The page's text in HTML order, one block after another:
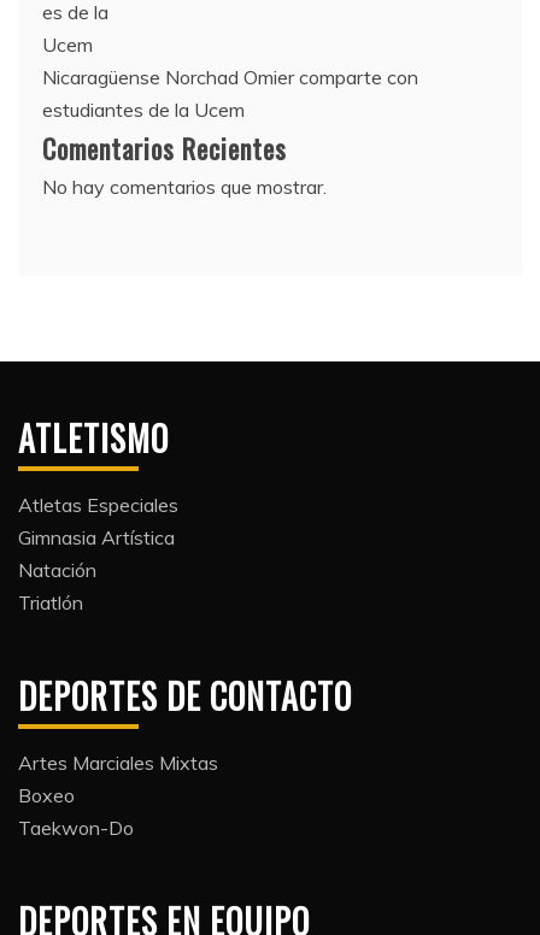
Nicaragüense Norchad Omier comparte con
estudiantes de la Ucem
Comentarios Recientes
No hay comentarios que mostrar.
ATLETISMO
Atletas Especiales
Gimnasia Artística
Natación​
Triatlón​
DEPORTES DE CONTACTO
Artes Marciales Mixtas
Boxeo
Taekwon-Do
DEPORTES EN EQUIPO